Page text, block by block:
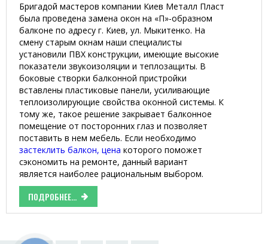
Бригадой мастеров компании Киев Металл Пласт
была проведена замена окон на «П»-образном
балконе по адресу г. Киев, ул. Мыкитенко. На
смену старым окнам наши специалисты
установили ПВХ конструкции, имеющие высокие
показатели звукоизоляции и теплозащиты. В
боковые створки балконной пристройки
вставлены пластиковые панели, усиливающие
теплоизолирующие свойства оконной системы. К
тому же, такое решение закрывает балконное
помещение от посторонних глаз и позволяет
поставить в нем мебель. Если необходимо
застеклить балкон, цена которого поможет
сэкономить на ремонте, данный вариант
является наиболее рациональным выбором.
ПОДРОБНЕЕ...